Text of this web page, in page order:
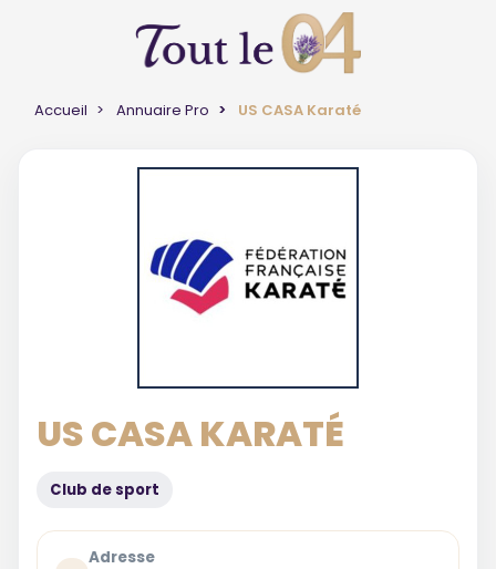
Accueil Annuaire Pro US CASA Karaté
US CASA KARATÉ
Club de sport
Adresse